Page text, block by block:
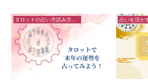
うする？
勉強す
タロットの占い方読み方のコツ 占いを活か